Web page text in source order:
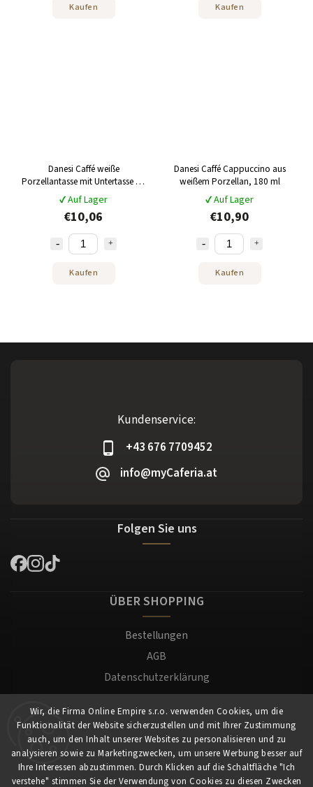
Wir, die Firma Online Empire s.r.o. verwenden Cookies, um die
Funktionalität der Website sicherzustellen und mit Ihrer Zustimmung
auch, um den Inhalt unserer Websites zu personalisieren und zu
analysieren sowie zu Marketingzwecken, um unsere Werbung besser auf
Ihre Interessen abzustimmen. Durch Klicken auf die Schaltfläche "Ich
verstehe" stimmen Sie der Verwendung von Cookies zu diesen Zwecken
Kaufen Kaufen
Danesi Caffé weiße
Porzellantasse mit Untertasse für
Latte 250 ml
✔ Auf Lager
€10,06
Kaufen
Danesi Caffé Cappuccino aus
weißem Porzellan, 180 ml
✔ Auf Lager
€10,90
Kaufen
Kundenservice:
+43 676 7709452
info@myCaferia.at
Folgen Sie uns
ÜBER SHOPPING
Bestellungen
AGB
Datenschutzerklärung
Versand und Zahlung
Warenrücksendung
Impressum
Für Kunden